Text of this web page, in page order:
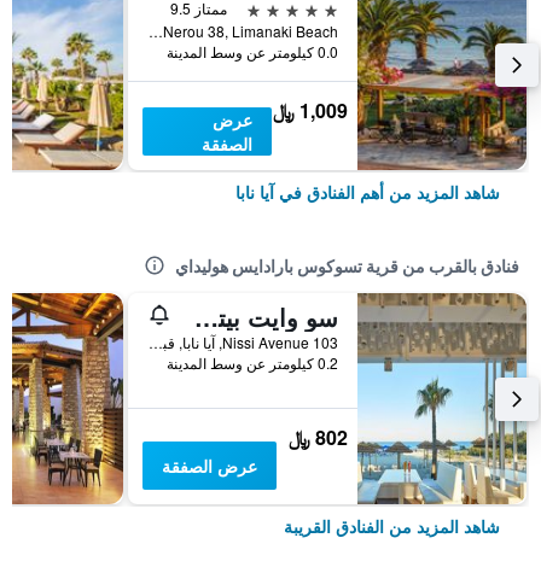
5 نجوم
ممتاز 9.5
Kryou Nerou 38, Limanaki Beach, آيا نابا, قبرص
0.0 كيلومتر عن وسط المدينة
1,009 ﷼
عرض
الصفقة
شاهد المزيد من أهم الفنادق في آيا نابا
فنادق بالقرب من قرية تسوكوس بارادايس هوليداي
سو وايت بيتش ريزورت
103 Nissi Avenue, آيا نابا, قبرص
0.2 كيلومتر عن وسط المدينة
802 ﷼
عرض الصفقة
شاهد المزيد من الفنادق القريبة